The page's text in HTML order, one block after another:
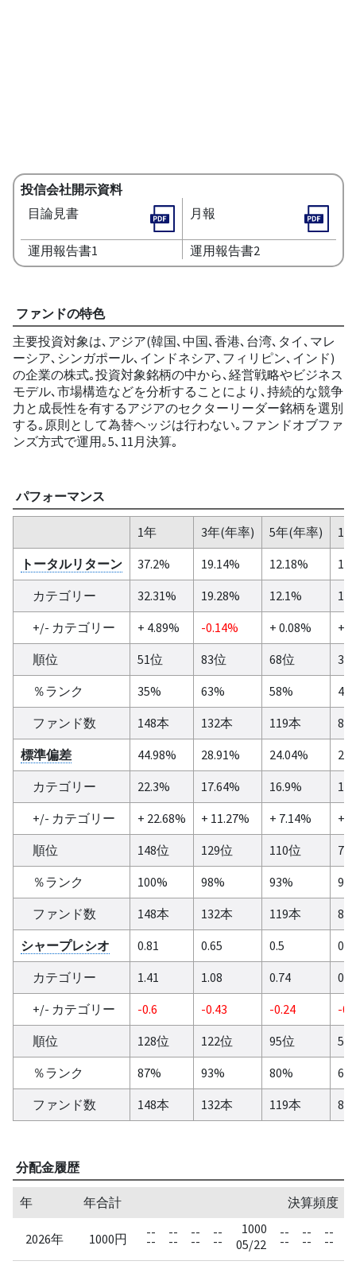
投信会社開示資料
目論見書
月報
運用報告書1 運用報告書2
ファンドの特色
主要投資対象は､アジア(韓国､中国､香港､台湾､タイ､マレ
ーシア､シンガポール､インドネシア､フィリピン､インド)
の企業の株式｡投資対象銘柄の中から､経営戦略やビジネス
モデル､市場構造などを分析することにより､持続的な競争
力と成長性を有するアジアのセクターリーダー銘柄を選別
する｡原則として為替ヘッジは行わない｡ファンドオブファ
ンズ方式で運用｡5､11月決算｡
パフォーマンス
1年 3年(年率) 5年(年率)
10
トータルリターン
37.2% 19.14% 12.18%
カテゴリー
32.31% 19.28% 12.1%
+/- カテゴリー
+ 4.89% -0.14% + 0.08%
+
順位
51位 83位 68位
37
％ランク
35% 63% 58%
ファンド数
148本 132本 119本
87
標準偏差
44.98% 28.91% 24.04%
カテゴリー
22.3% 17.64% 16.9%
+/- カテゴリー
+ 22.68% + 11.27% + 7.14%
+
順位
148位 129位 110位
79
％ランク
100% 98% 93%
ファンド数
148本 132本 119本
87
シャープレシオ
0.81 0.65 0.5
カテゴリー
1.41 1.08 0.74
0.6
+/- カテゴリー
-0.6 -0.43 -0.24
-
順位
128位 122位 95位
54
％ランク
87% 93% 80%
ファンド数
148本 132本 119本 87
分配金履歴
年 年合計 決算頻度：
2026年 1000円 --
--
--
--
--
--
--
--
1000
05/22
--
--
--
--
--
--